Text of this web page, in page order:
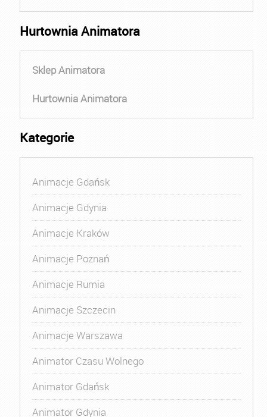
Hurtownia Animatora
Sklep Animatora
Hurtownia Animatora
Kategorie
Animacje Gdańsk
Animacje Gdynia
Animacje Kraków
Animacje Poznań
Animacje Rumia
Animacje Szczecin
Animacje Warszawa
Animator Czasu Wolnego
Animator Gdańsk
Animator Gdynia